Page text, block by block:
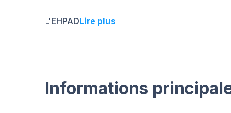
L'EHPADLire plus
Informations